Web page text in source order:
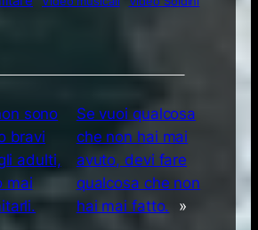
sono
bravi
adulti,
mai
Se vuoi qualcosa
che non hai mai
avuto, devi fare
qualcosa che non
hai mai fatto.
»